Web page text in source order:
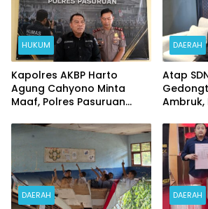
HUKUM
Kapolres AKBP Harto
Agung Cahyono Minta
Maaf, Polres Pasuruan
Meninggalnya Terduga
DAERAH
Atap
Ambruk,
DAERAH DAERAH